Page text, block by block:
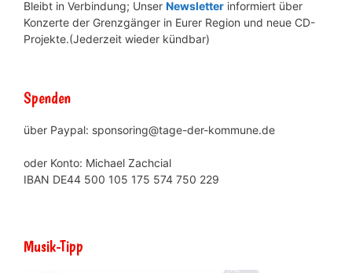
Bleibt in Verbindung; Unser Newsletter informiert über
Konzerte der Grenzgänger in Eurer Region und neue CD-
Projekte.(Jederzeit wieder kündbar)
Spenden
über Paypal: sponsoring@tage-der-kommune.de
oder Konto: Michael Zachcial
IBAN DE44 500 105 175 574 750 229
Musik-Tipp